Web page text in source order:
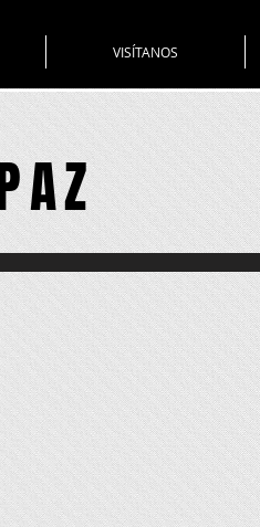
VISÍTANOS